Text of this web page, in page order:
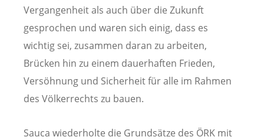
Vergangenheit als auch über die Zukunft
gesprochen und waren sich einig, dass es
wichtig sei, zusammen daran zu arbeiten,
Brücken hin zu einem dauerhaften Frieden,
Versöhnung und Sicherheit für alle im Rahmen
des Völkerrechts zu bauen.
Sauca wiederholte die Grundsätze des ÖRK mit